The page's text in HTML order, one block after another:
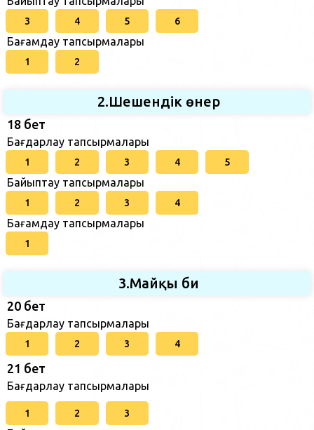
3 4 5 6
Бағамдау тапсырмалары
1 2
2.Шешендік өнер
18 бет
Бағдарлау тапсырмалары
1 2 3 4 5
Байыптау тапсырмалары
1 2 3 4
Бағамдау тапсырмалары
1
3.Майқы би
20 бет
Бағдарлау тапсырмалары
1 2 3 4
21 бет
Бағдарлау тапсырмалары
1 2 3